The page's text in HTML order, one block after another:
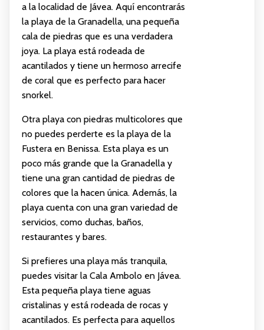
a la localidad de Jávea. Aquí encontrarás
la playa de la Granadella, una pequeña
cala de piedras que es una verdadera
joya. La playa está rodeada de
acantilados y tiene un hermoso arrecife
de coral que es perfecto para hacer
snorkel.
Otra playa con piedras multicolores que
no puedes perderte es la playa de la
Fustera en Benissa. Esta playa es un
poco más grande que la Granadella y
tiene una gran cantidad de piedras de
colores que la hacen única. Además, la
playa cuenta con una gran variedad de
servicios, como duchas, baños,
restaurantes y bares.
Si prefieres una playa más tranquila,
puedes visitar la Cala Ambolo en Jávea.
Esta pequeña playa tiene aguas
cristalinas y está rodeada de rocas y
acantilados. Es perfecta para aquellos